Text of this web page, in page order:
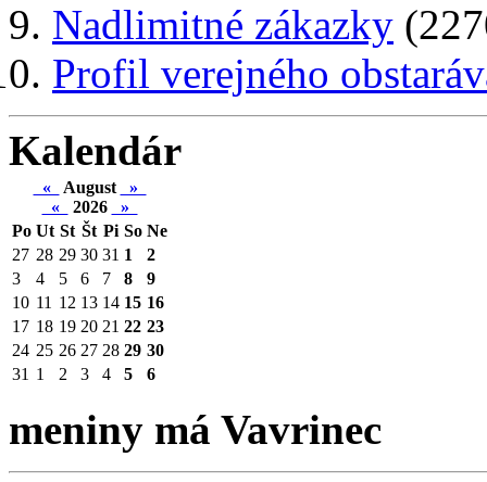
Nadlimitné zákazky
Profil verejného
Kalendár
« August
»
«
2026
»
Po Ut St Št Pi So Ne
27 28 29 30 31 1
2
3
4 5 6 7 8
9
10 11 12 13 14 15 16
17 18 19 20 21 22 23
24 25 26 27 28 29 30
31 1 2 3 4 5 6
meniny má Vavrinec